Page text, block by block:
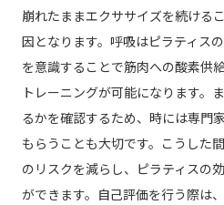
崩れたままエクササイズを続ける
因となります。呼吸はピラティス
を意識することで筋肉への酸素供
トレーニングが可能になります。
るかを確認するため、時には専門
もらうことも大切です。こうした
のリスクを減らし、ピラティスの
ができます。自己評価を行う際は